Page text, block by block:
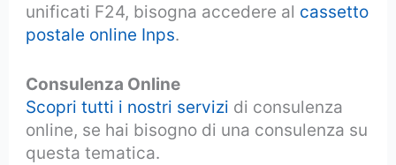
unificati F24, bisogna accedere al cassetto
postale online Inps.
Consulenza Online
Scopri tutti i nostri servizi di consulenza
online, se hai bisogno di una consulenza su
questa tematica.